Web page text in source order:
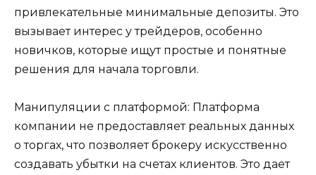
привлекательные минимальные депозиты. Это
вызывает интерес у трейдеров, особенно
новичков, которые ищут простые и понятные
решения для начала торговли.
Манипуляции с платформой: Платформа
компании не предоставляет реальных данных
о торгах, что позволяет брокеру искусственно
создавать убытки на счетах клиентов. Это дает